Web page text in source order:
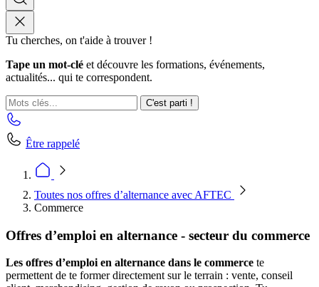
Tu cherches, on t'aide à trouver !
Tape un mot-clé et découvre les formations, événements,
actualités... qui te correspondent.
C'est parti !
Être rappelé
Toutes nos offres d’alternance avec AFTEC
Commerce
Offres d’emploi en alternance - secteur du commerce
Les offres d’emploi en alternance dans le commerce te
permettent de te former directement sur le terrain : vente, conseil